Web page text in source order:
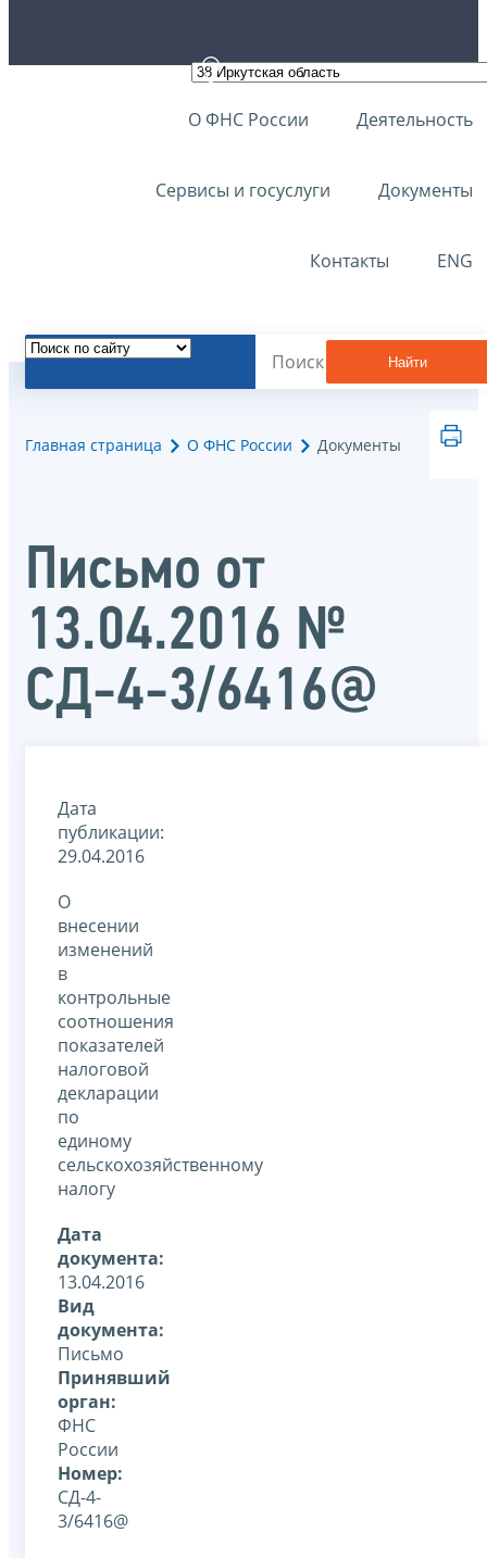
О ФНС России Деятельность
Сервисы и госуслуги Документы
Контакты ENG
Найти
Главная страница О ФНС России Документы
Письмо от
13.04.2016 №
СД-4-3/6416@
Дата
публикации:
29.04.2016
О
внесении
изменений
в
контрольные
соотношения
показателей
налоговой
декларации
по
единому
сельскохозяйственному
налогу
Дата
документа:
13.04.2016
Вид
документа:
Письмо
Принявший
орган:
ФНС
России
Номер:
СД-4-
3/6416@